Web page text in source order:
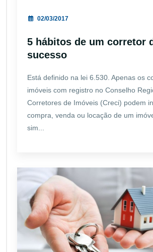
02/03/2017
5 hábitos de um corretor
sucesso
Está definido na lei 6.530. Apenas os
imóveis com registro no Conselho
Corretores de Imóveis (Creci) podem
compra, venda ou locação de um
sim...